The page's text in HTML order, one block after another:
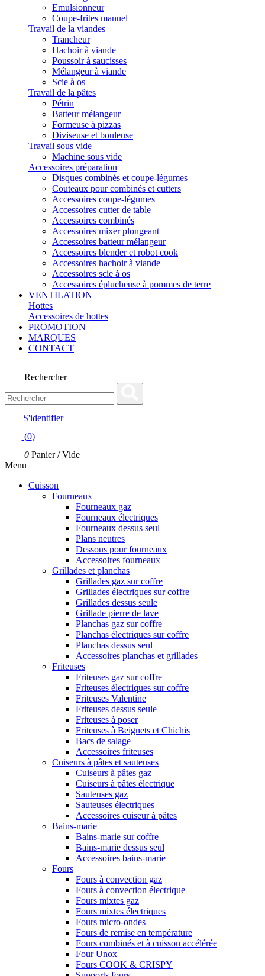
Emulsionneur
Coupe-frites manuel
Travail de la viandes
Trancheur
Hachoir à viande
Poussoir à saucisses
Mélangeur à viande
Scie à os
Travail de la pâtes
Pétrin
Batteur mélangeur
Formeuse à pizzas
Diviseuse et bouleuse
Travail sous vide
Machine sous vide
Accessoires préparation
Disques combinés et coupe-légumes
Couteaux pour combinés et cutters
Accessoires coupe-légumes
Accessoires cutter de table
Accessoires combinés
Accessoires mixer plongeant
Accessoires batteur mélangeur
Accessoires blender et robot cook
Accessoires hachoir à viande
Accessoires scie à os
Accessoires éplucheuse à pommes de terre
VENTILATION
Hottes
Accessoires de hottes
PROMOTION
MARQUES
CONTACT
Rechercher
S'identifier
(0)
0 Panier /Vide
Menu
Cuisson
Fourneaux
Fourneaux gaz
Fourneaux électriques
Fourneaux dessus seul
Plans neutres
Dessous pour fourneaux
Accessoires fourneaux
Grillades et planchas
Grillades gaz sur coffre
Grillades électriques sur coffre
Grillades dessus seule
Grillade pierre de lave
Planchas gaz sur coffre
Planchas électriques sur coffre
Planchas dessus seul
Accessoires planchas et grillades
Friteuses
Friteuses gaz sur coffre
Friteuses électriques sur coffre
Friteuses Valentine
Friteuses dessus seule
Friteuses à poser
Friteuses à Beignets et Chichis
Bacs de salage
Accessoires friteuses
Cuiseurs à pâtes et sauteuses
Cuiseurs à pâtes gaz
Cuiseurs à pâtes électrique
Sauteuses gaz
Sauteuses électriques
Accessoires cuiseur à pâtes
Bains-marie
Bains-marie sur coffre
Bains-marie dessus seul
Accessoires bains-marie
Fours
Fours à convection gaz
Fours à convection électrique
Fours mixtes gaz
Fours mixtes électriques
Fours micro-ondes
Fours de remise en température
Fours combinés et à cuisson accélérée
Four Unox
Fours COOK & CRISPY